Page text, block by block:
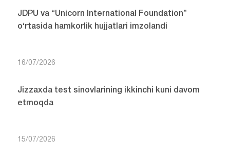
JDPU va “Unicorn International Foundation”
o‘rtasida hamkorlik hujjatlari imzolandi
16/07/2026
Jizzaxda test sinovlarining ikkinchi kuni davom
etmoqda
15/07/2026